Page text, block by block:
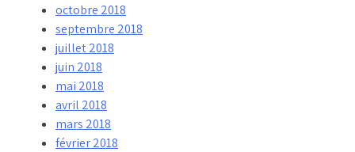
octobre 2018
septembre 2018
juillet 2018
juin 2018
mai 2018
avril 2018
mars 2018
février 2018